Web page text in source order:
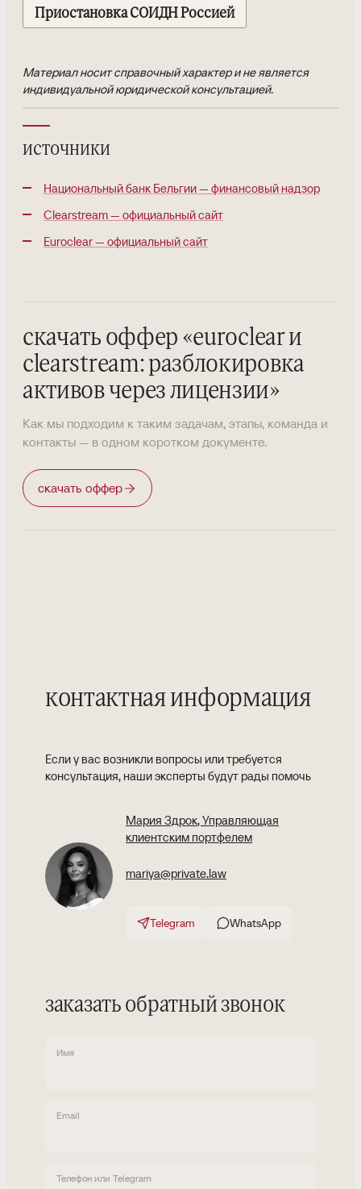
Приостановка СОИДН Россией
Материал носит справочный характер и не является
индивидуальной юридической консультацией.
источники
Национальный банк Бельгии — финансовый надзор
Clearstream — официальный сайт
Euroclear — официальный сайт
скачать оффер «euroclear и
clearstream: разблокировка
активов через лицензии»
Как мы подходим к таким задачам, этапы, команда и
контакты — в одном коротком документе.
скачать оффер
контактная информация
Если у вас возникли вопросы или требуется
консультация, наши эксперты будут рады помочь
Мария Здрок, Управляющая
клиентским портфелем
mariya@private.law
Telegram WhatsApp
заказать обратный звонок
Имя
Email
Телефон или Telegram